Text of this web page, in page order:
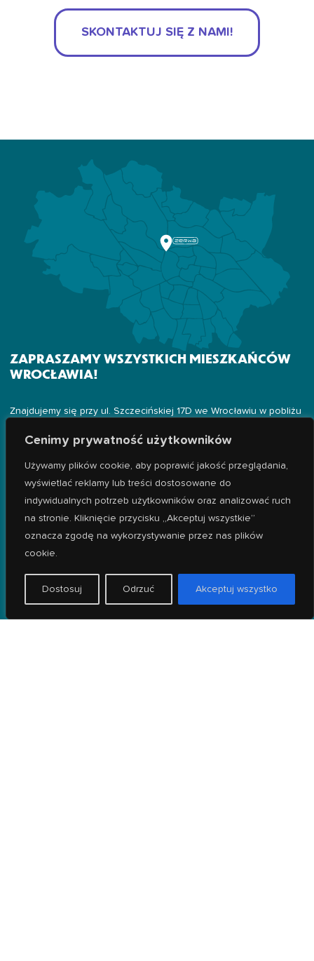
Cenimy prywatność użytkowników
Używamy plików cookie, aby poprawić jakość przeglądania,
wyświetlać reklamy lub treści dostosowane do
indywidualnych potrzeb użytkowników oraz analizować ruch
na stronie. Kliknięcie przycisku „Akceptuj wszystkie”
oznacza zgodę na wykorzystywanie przez nas plików
cookie.
Dostosuj Odrzuć Akceptuj wszystko
SKONTAKTUJ SIĘ Z NAMI!
ZAPRASZAMY WSZYSTKICH MIESZKAŃCÓW
WROCŁAWIA!
Znajdujemy się przy ul. Szczecińskiej 17D we Wrocławiu w pobliżu
Wrocław Fabryczna
Żerniki
Złotniki
Popowice
Leśnica